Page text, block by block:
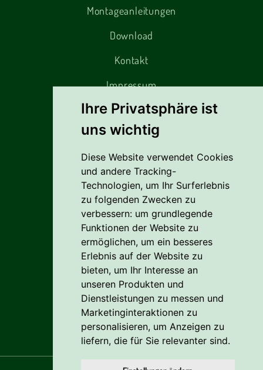
Ihre Privatsphäre ist
uns wichtig
Diese Website verwendet Cookies
und andere Tracking-
Technologien, um Ihr Surferlebnis
zu folgenden Zwecken zu
verbessern: um grundlegende
Funktionen der Website zu
ermöglichen, um ein besseres
Erlebnis auf der Website zu
bieten, um Ihr Interesse an
unseren Produkten und
Dienstleistungen zu messen und
Marketinginteraktionen zu
personalisieren, um Anzeigen zu
liefern, die für Sie relevanter sind.
Montageanleitungen
Download
Kontakt
Impressum
Alles rund um den Einkauf
Liefer- Und Versandkosten
Zahlungsbedingungen
AGB
Vertrag widerrufen
Reklamation
Cookie
Datenschutzerklärung